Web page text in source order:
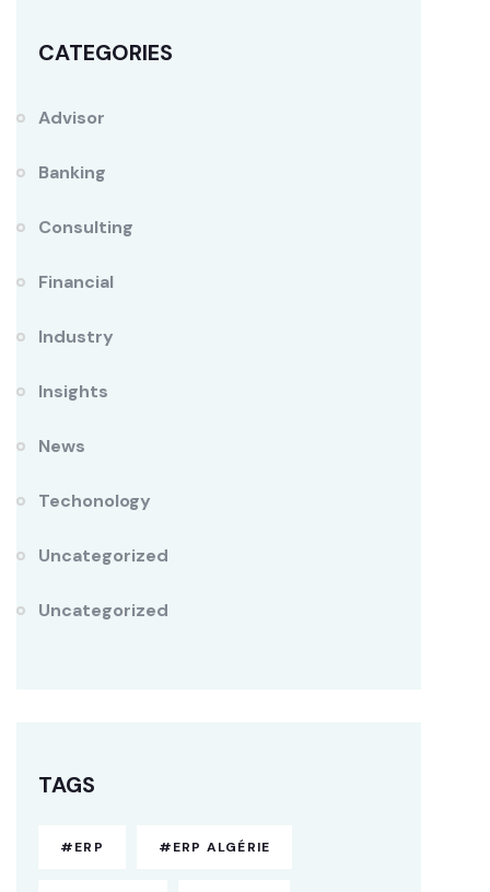
CATEGORIES
Advisor
Banking
Consulting
Financial
Industry
Insights
News
Techonology
Uncategorized
Uncategorized
TAGS
#ERP #ERP ALGÉRIE